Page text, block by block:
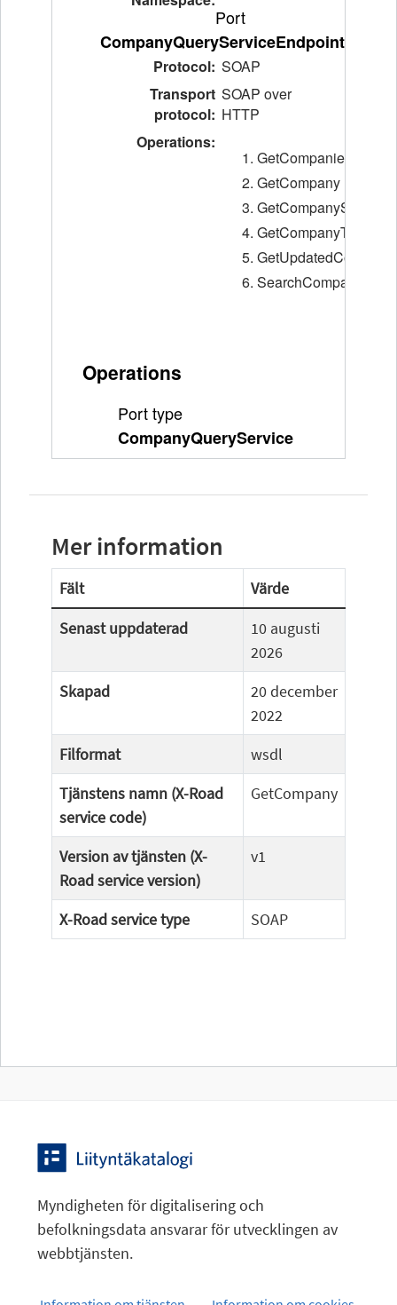
Mer information
Fält
Värde
Senast uppdaterad
10 augusti
2026
Skapad
20 december
2022
Filformat
wsdl
Tjänstens namn (X-Road
service code)
GetCompany
Version av tjänsten (X-
Road service version)
v1
X-Road service type SOAP
Myndigheten för digitalisering och
befolkningsdata ansvarar för utvecklingen av
webbtjänsten.